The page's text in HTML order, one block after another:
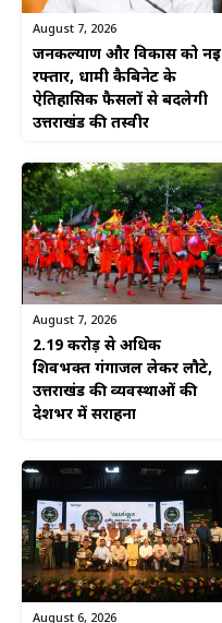
August 7, 2026
जनकल्याण और विकास को नई
रफ्तार, धामी कैबिनेट के
ऐतिहासिक फैसलों से बदलेगी
उत्तराखंड की तस्वीर
August 7, 2026
2.19 करोड़ से अधिक
शिवभक्त गंगाजल लेकर लौटे,
उत्तराखंड की व्यवस्थाओं की
देशभर में सराहना
August 6, 2026